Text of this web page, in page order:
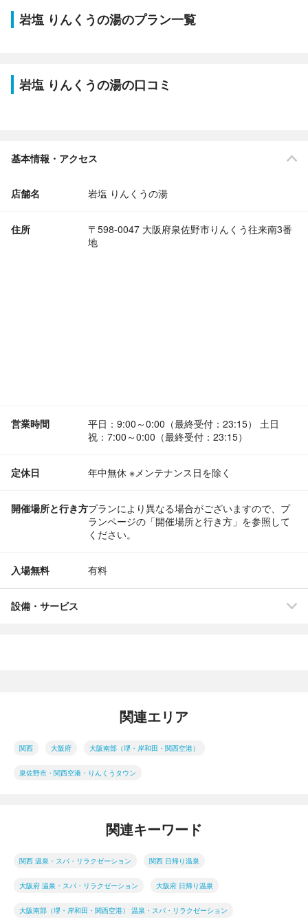
岩塩 りんくうの湯のプラン一覧
岩塩 りんくうの湯の口コミ
基本情報・アクセス
店舗名 岩塩 りんくうの湯
住所
〒598-0047 大阪府泉佐野市りんくう往来南3番
地
営業時間
平日：9:00～0:00（最終受付：23:15） 土日
祝：7:00～0:00（最終受付：23:15）
定休日 年中無休 ※メンテナンス日を除く
開催場所と行き方プランにより異なる場合がございますので、プ
ランページの「開催場所と行き方」を参照して
ください。
入場無料 有料
設備・サービス
関連エリア
関西 大阪府 大阪南部（堺・岸和田・関西空港）
泉佐野市・関西空港・りんくうタウン
関連キーワード
関西 温泉・スパ・リラクゼーション 関西 日帰り温泉
大阪府 温泉・スパ・リラクゼーション 大阪府 日帰り温泉
大阪南部（堺・岸和田・関西空港） 温泉・スパ・リラクゼーション